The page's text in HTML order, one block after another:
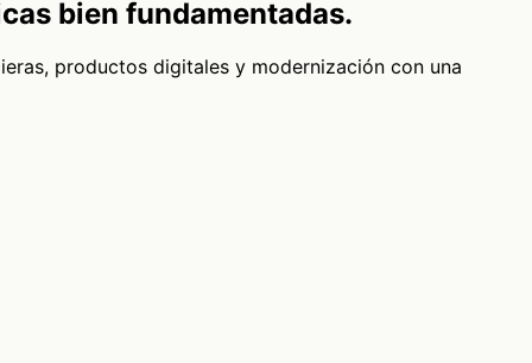
bien fundamentadas.
productos digitales y modernización con una